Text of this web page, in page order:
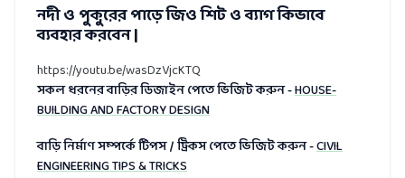
নদী ও পুকুরের পাড়ে জিও শিট ও ব্যাগ কিভাবে
ব্যবহার করবেন |
https://youtu.be/wasDzVjcKTQ
সকল ধরনের বাড়ির ডিজাইন পেতে ভিজিট করুন -HOUSE-
BUILDING AND FACTORY DESIGN
বাড়ি নির্মাণ সম্পর্কে টিপস / ট্রিকস পেতে ভিজিট করুন -CIVIL
ENGINEERING TIPS & TRICKS